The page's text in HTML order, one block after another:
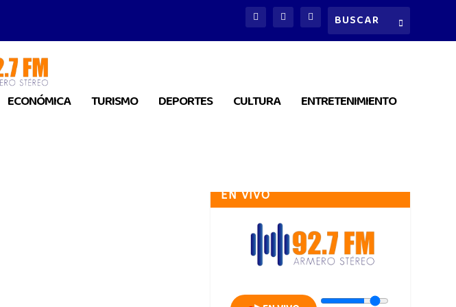
ECONÓMICA TURISMO DEPORTES CULTURA ENTRETENIMIENTO
EN VIVO